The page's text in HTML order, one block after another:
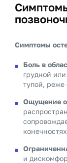
Симптомы
Боль в
грудной
тупой, реже
Ощущение
и